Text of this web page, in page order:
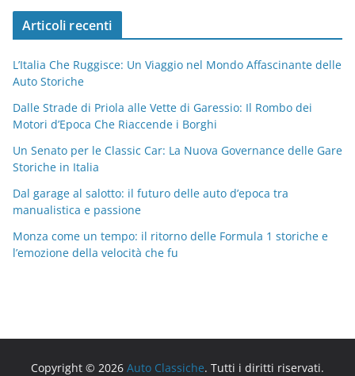
Articoli recenti
L’Italia Che Ruggisce: Un Viaggio nel Mondo Affascinante delle
Auto Storiche
Dalle Strade di Priola alle Vette di Garessio: Il Rombo dei
Motori d’Epoca Che Riaccende i Borghi
Un Senato per le Classic Car: La Nuova Governance delle Gare
Storiche in Italia
Dal garage al salotto: il futuro delle auto d’epoca tra
manualistica e passione
Monza come un tempo: il ritorno delle Formula 1 storiche e
l’emozione della velocità che fu
Copyright © 2026 Auto Classiche. Tutti i diritti riservati.